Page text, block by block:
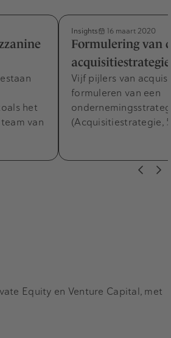
het
van
Insights 16 maart 2020
Formulering van de
Vijf pijlers van
formuleren van een
(Acquisitiestrategie, 5)
Equity en Venture Capital, met